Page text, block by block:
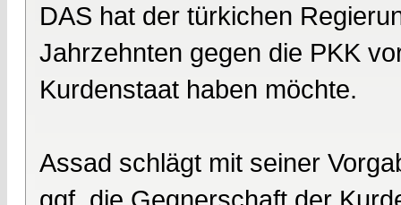
DAS hat der türkichen
Jahrzehnten gegen die PKK
Kurdenstaat haben möchte.
Assad schlägt mit seiner